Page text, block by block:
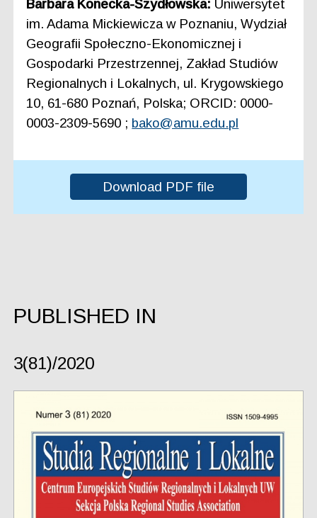
Barbara Konecka-Szydłowska: Uniwersytet
im. Adama Mickiewicza w Poznaniu, Wydział
Geografii Społeczno-Ekonomicznej i
Gospodarki Przestrzennej, Zakład Studiów
Regionalnych i Lokalnych, ul. Krygowskiego
10, 61-680 Poznań, Polska; ORCID: 0000-
0003-2309-5690 ; bako@amu.edu.pl
Download PDF file
PUBLISHED IN
3(81)/2020